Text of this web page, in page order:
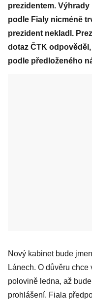
prezidentem.
podle Fialy nicméně
prezident nekladl.
dotaz ČTK
podle předloženého
Nový kabinet bude
Lánech. O důvěru
polovině ledna, až
prohlášení. Fiala